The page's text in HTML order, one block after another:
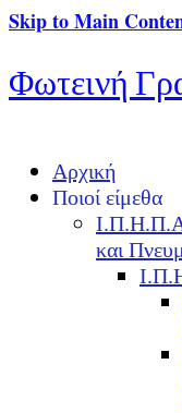
Skip to Main
Φωτεινή
Αρχική
Ποιοί είμεθα
και